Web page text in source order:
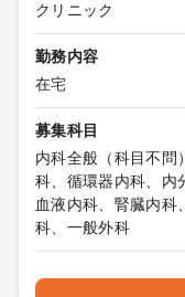
クリニック
勤務内容
在宅
募集科目
内科全般（科目不問
科、循環器内科、内
血液内科、腎臓内科
科、一般外科